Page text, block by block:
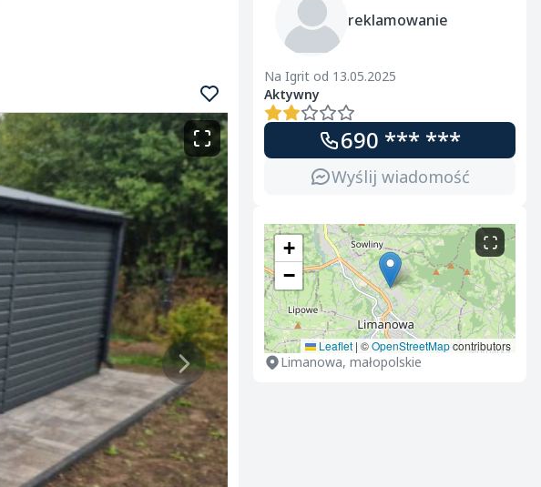
reklamowanie
Na Igrit od 13.05.2025
Aktywny
690 *** ***
Wyślij wiadomość
+
−
Leaflet | ©OpenStreetMapcontributors
Limanowa, małopolskie